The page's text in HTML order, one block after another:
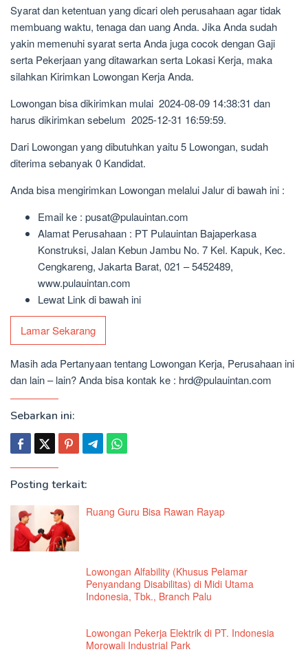
Syarat dan ketentuan yang dicari oleh perusahaan agar tidak
membuang waktu, tenaga dan uang Anda. Jika Anda sudah
yakin memenuhi syarat serta Anda juga cocok dengan Gaji
serta Pekerjaan yang ditawarkan serta Lokasi Kerja, maka
silahkan Kirimkan Lowongan Kerja Anda.
Lowongan bisa dikirimkan mulai 2024-08-09 14:38:31 dan
harus dikirimkan sebelum 2025-12-31 16:59:59.
Dari Lowongan yang dibutuhkan yaitu 5 Lowongan, sudah
diterima sebanyak 0 Kandidat.
Anda bisa mengirimkan Lowongan melalui Jalur di bawah ini :
Email ke : pusat@pulauintan.com
Alamat Perusahaan : PT Pulauintan Bajaperkasa
Konstruksi, Jalan Kebun Jambu No. 7 Kel. Kapuk, Kec.
Cengkareng, Jakarta Barat, 021 – 5452489,
www.pulauintan.com
Lewat Link di bawah ini
Lamar Sekarang
Masih ada Pertanyaan tentang Lowongan Kerja, Perusahaan ini
dan lain – lain? Anda bisa kontak ke : hrd@pulauintan.com
Sebarkan ini:
Posting terkait:
Ruang Guru Bisa Rawan Rayap
Lowongan Alfability (Khusus Pelamar
Penyandang Disabilitas) di Midi Utama
Indonesia, Tbk., Branch Palu
Lowongan Pekerja Elektrik di PT. Indonesia
Morowali Industrial Park